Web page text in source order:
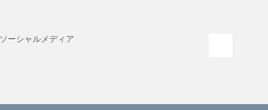
ソーシャルメディア